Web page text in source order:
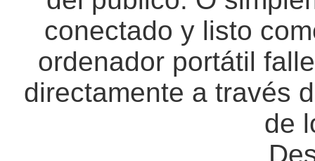
conectado y listo
ordenador portátil
directamente a través
de